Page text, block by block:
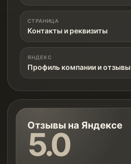
СТРАНИЦА
Контакты и реквизиты
ЯНДЕКС
Профиль компании и отзывы
Отзывы на Яндексе
5.0